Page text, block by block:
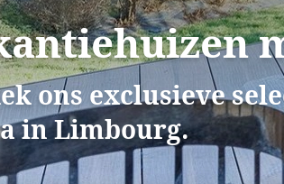
ons exclusieve
in Limbourg.